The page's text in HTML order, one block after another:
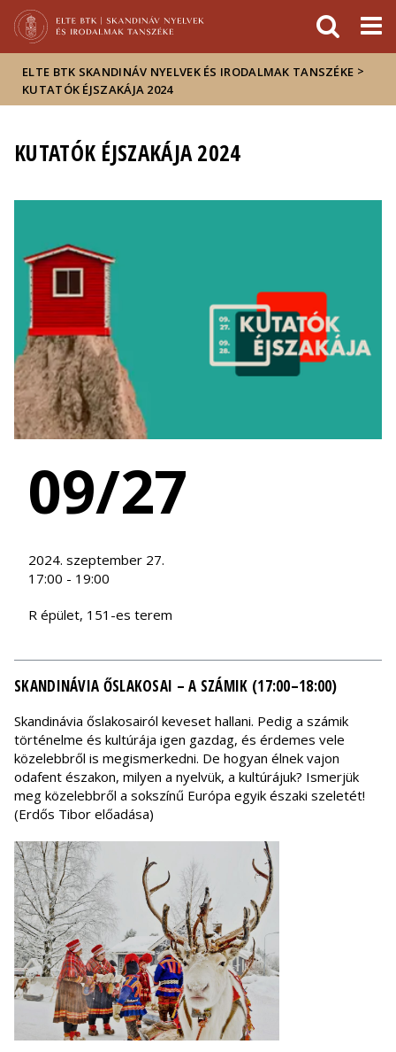
Hírek
Események
ELTE a
sajtóban
ELTE BTK SKANDINÁV NYELVEK ÉS IRODALMAK TANSZÉKE >
KUTATÓK ÉJSZAKÁJA 2024
KUTATÓK ÉJSZAKÁJA 2024
09/27
2024. szeptember 27.
17:00 - 19:00
R épület, 151-es terem
SKANDINÁVIA ŐSLAKOSAI – A SZÁMIK (17:00–18:00)
Skandinávia őslakosairól keveset hallani. Pedig a számik
történelme és kultúrája igen gazdag, és érdemes vele
közelebbről is megismerkedni. De hogyan élnek vajon
odafent északon, milyen a nyelvük, a kultúrájuk? Ismerjük
meg közelebbről a sokszínű Európa egyik északi szeletét!
(Erdős Tibor előadása)